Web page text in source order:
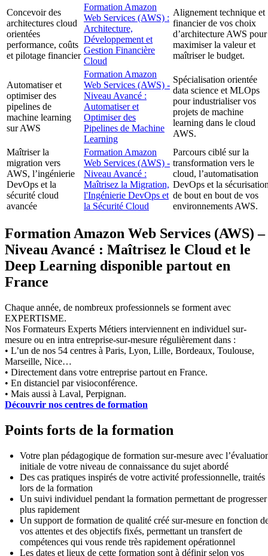
Concevoir des
architectures cloud
orientées
performance, coûts
et pilotage financier
Formation Amazon
Web Services (AWS) :
Architecture,
Développement et
Gestion Financière
Cloud
Alignement technique et
financier de vos choix
d’architecture AWS pour
maximiser la valeur et
maîtriser le budget.
Automatiser et
optimiser des
pipelines de
machine learning
sur AWS
Formation Amazon
Web Services (AWS) -
Niveau Avancé :
Automatiser et
Optimiser des
Pipelines de Machine
Learning
Spécialisation orientée
data science et MLOps
pour industrialiser vos
projets de machine
learning dans le cloud
AWS.
Maîtriser la
migration vers
AWS, l’ingénierie
DevOps et la
sécurité cloud
avancée
Formation Amazon
Web Services (AWS) -
Niveau Avancé :
Maîtrisez la Migration,
l'Ingénierie DevOps et
la Sécurité Cloud
Parcours ciblé sur la
transformation vers le
cloud, l’automatisation
DevOps et la
de bout en bout de vos
environnements AWS.
Formation Amazon Web Services (AWS) –
Niveau Avancé : Maîtrisez le Cloud et le
Deep Learning disponible partout en
France
Chaque année, de nombreux professionnels se forment avec
EXPERTISME.
Nos Formateurs Experts Métiers interviennent en individuel sur-
mesure ou en intra entreprise-sur-mesure régulièrement dans :
• L’un de nos 54 centres à Paris, Lyon, Lille, Bordeaux, Toulouse,
Marseille, Nice…
• Directement dans votre entreprise partout en France.
• En distanciel par visioconférence.
• Mais aussi à Laval, Perpignan.
Découvrir nos centres de formation
Points forts de la formation
Votre plan pédagogique de formation sur-mesure avec
initiale de votre niveau de connaissance du sujet abordé
Des cas pratiques inspirés de votre activité professionnelle, traités
lors de la formation
Un suivi individuel pendant la formation permettant de progresser
plus rapidement
Un support de formation de qualité créé sur-mesure en fonction
vos attentes et des objectifs fixés, permettant un transfert de
compétences qui vous rende très rapidement opérationnel
Les dates et lieux de cette formation sont à définir selon vos